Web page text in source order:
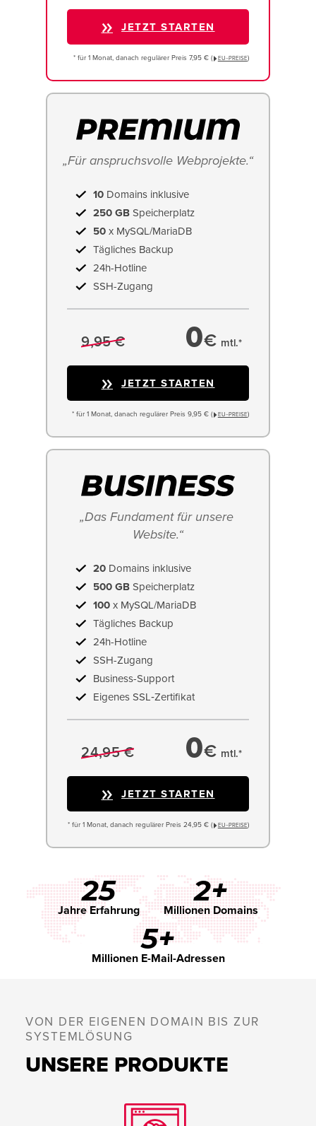
JETZT STARTEN
* für 1 Monat, danach regulärer Preis 7,95 € ( EU−PREISE)
„Für anspruchsvolle Webprojekte.“
10 Domains inklusive
250 GB Speicherplatz
50 x MySQL/MariaDB
Tägliches Backup
24h-Hotline
SSH-Zugang
9,95 € 0€ mtl.*
JETZT STARTEN
* für 1 Monat, danach regulärer Preis 9,95 € ( EU−PREISE)
„Das Fundament für unsere
Website.“
20 Domains inklusive
500 GB Speicherplatz
100 x MySQL/MariaDB
Tägliches Backup
24h-Hotline
SSH-Zugang
Business-Support
Eigenes SSL‑Zertifikat
24,95 € 0€ mtl.*
JETZT STARTEN
* für 1 Monat, danach regulärer Preis 24,95 € ( EU−PREISE)
25
Jahre Erfahrung
2+
Millionen Domains
5+
Millionen E-Mail-Adressen
VON DER EIGENEN DOMAIN BIS ZUR
SYSTEMLÖSUNG
UNSERE PRODUKTE